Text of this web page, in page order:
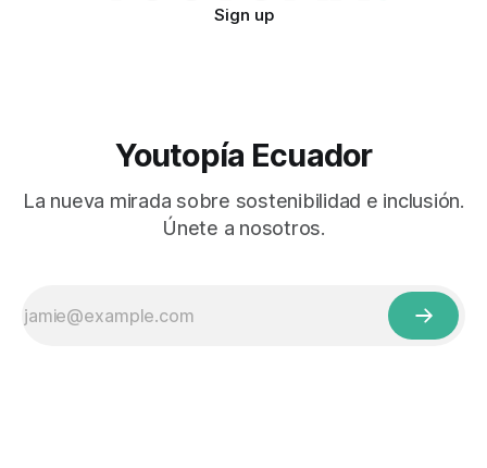
Sign up
Youtopía Ecuador
La nueva mirada sobre sostenibilidad e inclusión.
Únete a nosotros.